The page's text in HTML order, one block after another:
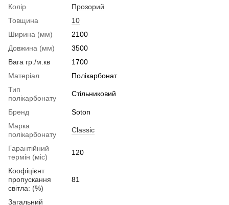
Колір
Прозорий
Товщина
10
Ширина (мм)
2100
Довжина (мм)
3500
Вага гр./м.кв
1700
Матеріал
Полікарбонат
Тип
полікарбонату
Стільниковий
Бренд
Soton
Марка
полікарбонату
Classic
Гарантійний
термін (міс)
120
Коофіцієнт
пропускання
світла: (%)
81
Загальний